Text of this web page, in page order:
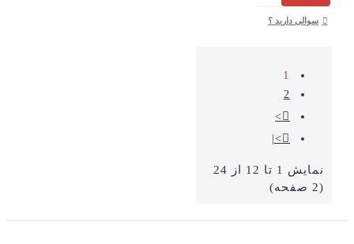
سوالی دارید ؟
1
2
>
>|
نمایش 1 تا 12 از 24
(2 صفحه)